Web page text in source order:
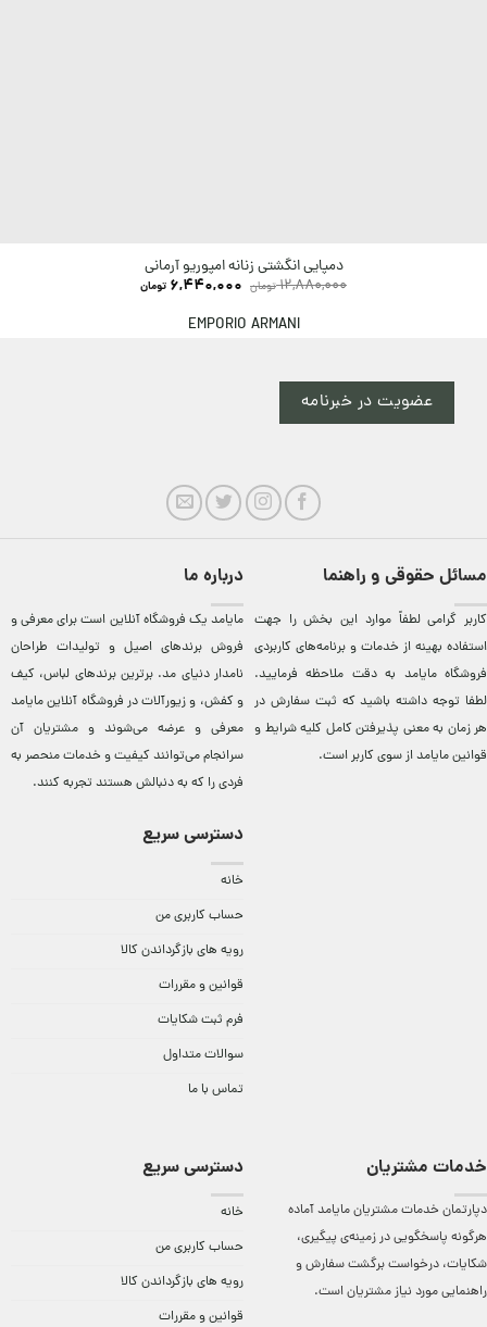
دمپایی انگشتی زنانه امپوریو آرمانی
12,880,000 تومان 6,440,000 تومان
EMPORIO ARMANI
عضویت در خبرنامه
مسائل حقوقی و راهنما
کاربر گرامی لطفاً موارد این بخش را جهت
استفاده بهینه از خدمات و برنامه‌‏های کاربردی
فروشگاه مایامد به دقت ملاحظه فرمایید.
لطفا توجه داشته باشید که ثبت سفارش در
هر زمان به معنی پذیرفتن کامل کلیهشرایط و
قوانین مایامداز سوی کاربر است.
درباره ما
مایامد يک فروشگاه آنلاين است برای معرفی و
فروش برندهای اصيل و توليدات طراحان
نامدار دنيای مد. برترين‌ برندهای لباس، کيف
و کفش، و زيورآلات در فروشگاه آنلاين مایامد
معرفی و عرضه می‌شوند و مشتريان آن
سرانجام می‌توانند کيفيت و خدمات منحصر به
فردی را که به دنبالش هستند تجربه کنند.
دسترسی سریع
خانه
حساب کاربری من
رویه های بازگرداندن کالا
قوانین و مقررات
فرم ثبت شکایات
سوالات متداول
تماس با ما
خدمات مشتریان
دپارتمان خدمات مشتریان مایامد آماده
هرگونه پاسخگویی در زمینه‌ی پیگیری،
شکایات، درخواست برگشت سفارش و
راهنمایی مورد نیاز مشتریان است.
دسترسی سریع
خانه
حساب کاربری من
رویه های بازگرداندن کالا
قوانین و مقررات